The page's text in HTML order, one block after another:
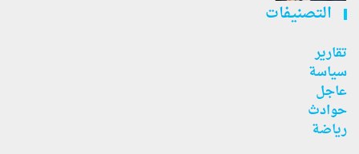
التصنيفات
تقارير
سياسة
عاجل
حوادث
رياضة